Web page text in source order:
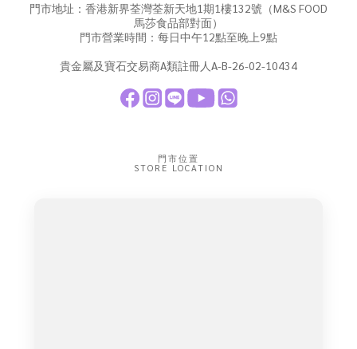
門市地址：香港新界荃灣荃新天地1期1樓132號（M&S FOOD
馬莎食品部對面）
門市營業時間：每日中午12點至晚上9點
貴金屬及寶石交易商A類註冊人A-B-26-02-10434
門市位置
STORE LOCATION